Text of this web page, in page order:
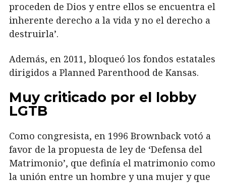
proceden de Dios y entre ellos se encuentra el
inherente derecho a la vida y no el derecho a
destruirla’.
Además, en 2011, bloqueó los fondos estatales
dirigidos a Planned Parenthood de Kansas.
Muy criticado por el lobby
LGTB
Como congresista, en 1996 Brownback votó a
favor de la propuesta de ley de ‘Defensa del
Matrimonio’, que definía el matrimonio como
la unión entre un hombre y una mujer y que